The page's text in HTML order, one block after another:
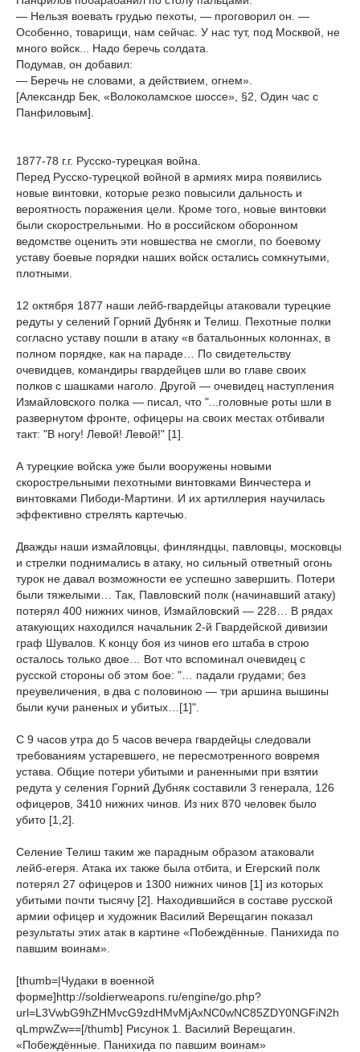
— Нельзя воевать грудью пехоты, — проговорил он. —
Особенно, товарищи, нам сейчас. У нас тут, под Москвой, не
много войск... Надо беречь солдата.
Подумав, он добавил:
— Беречь не словами, а действием, огнем».
[Александр Бек, «Волоколамское шоссе», §2, Один час с
Панфиловым].
1877-78 г.г. Русско-турецкая война.
Перед Русско-турецкой войной в армиях мира появились
новые винтовки, которые резко повысили дальность и
вероятность поражения цели. Кроме того, новые винтовки
были скорострельными. Но в российском оборонном
ведомстве оценить эти новшества не смогли, по боевому
уставу боевые порядки наших войск остались сомкнутыми,
плотными.
12 октября 1877 наши лейб-гвардейцы атаковали турецкие
редуты у селений Горний Дубняк и Телиш. Пехотные полки
согласно уставу пошли в атаку «в батальонных колоннах, в
полном порядке, как на параде… По свидетельству
очевидцев, командиры гвардейцев шли во главе своих
полков с шашками наголо. Другой — очевидец наступления
Измайловского полка — писал, что "...головные роты шли в
развернутом фронте, офицеры на своих местах отбивали
такт: "В ногу! Левой! Левой!" [1].
А турецкие войска уже были вооружены новыми
скорострельными пехотными винтовками Винчестера и
винтовками Пибоди-Мартини. И их артиллерия научилась
эффективно стрелять картечью.
Дважды наши измайловцы, финляндцы, павловцы, московцы
и стрелки поднимались в атаку, но сильный ответный огонь
турок не давал возможности ее успешно завершить. Потери
были тяжелыми… Так, Павловский полк (начинавший атаку)
потерял 400 нижних чинов, Измайловский — 228… В рядах
атакующих находился начальник 2-й Гвардейской дивизии
граф Шувалов. К концу боя из чинов его штаба в строю
осталось только двое… Вот что вспоминал очевидец с
русской стороны об этом бое: "… падали грудами; без
преувеличения, в два с половиною — три аршина вышины
были кучи раненых и убитых…[1]".
С 9 часов утра до 5 часов вечера гвардейцы следовали
требованиям устаревшего, не пересмотренного вовремя
устава. Общие потери убитыми и раненными при взятии
редута у селения Горний Дубняк составили 3 генерала, 126
офицеров, 3410 нижних чинов. Из них 870 человек было
убито [1,2].
Селение Телиш таким же парадным образом атаковали
лейб-егеря. Атака их также была отбита, и Егерский полк
потерял 27 офицеров и 1300 нижних чинов [1] из которых
убитыми почти тысячу [2]. Находившийся в составе русской
армии офицер и художник Василий Верещагин показал
результаты этих атак в картине «Побеждённые. Панихида по
павшим воинам».
[thumb=|Чудаки в военной
форме]http://soldierweapons.ru/engine/go.php?
url=L3VwbG9hZHMvcG9zdHMvMjAxNC0wNC85ZDY0NGFiN2h
qLmpwZw==[/thumb] Рисунок 1. Василий Верещагин.
«Побеждённые. Панихида по павшим воинам»